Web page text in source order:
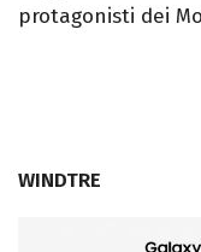
protagonisti dei
WINDTRE